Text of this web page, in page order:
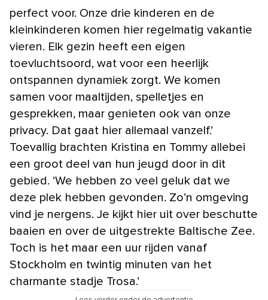
perfect voor. Onze drie kinderen en de
kleinkinderen komen hier regelmatig vakantie
vieren. Elk gezin heeft een eigen
toevluchtsoord, wat voor een heerlijk
ontspannen dynamiek zorgt. We komen
samen voor maaltijden, spelletjes en
gesprekken, maar genieten ook van onze
privacy. Dat gaat hier allemaal vanzelf.’
Toevallig brachten Kristina en Tommy allebei
een groot deel van hun jeugd door in dit
gebied. ‘We hebben zo veel geluk dat we
deze plek hebben gevonden. Zo’n omgeving
vind je nergens. Je kijkt hier uit over beschutte
baaien en over de uitgestrekte Baltische Zee.
Toch is het maar een uur rijden vanaf
Stockholm en twintig minuten van het
charmante stadje Trosa.’